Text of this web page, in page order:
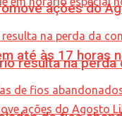
até às 17 horas
ações do
resulta na